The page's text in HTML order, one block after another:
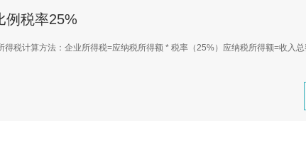
例税率25%
税计算方法：企业所得税=应纳税所得额 * 税率（25%）应纳税所得额=收入